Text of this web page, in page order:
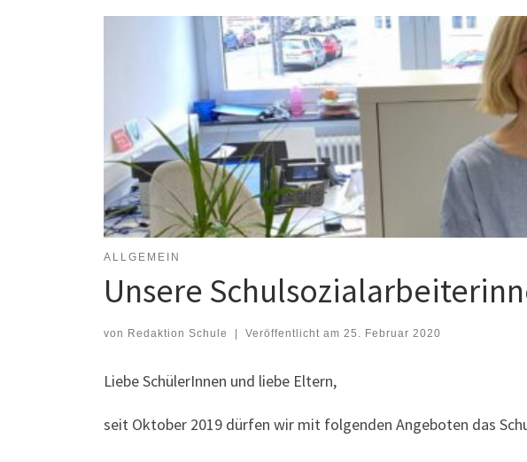
ALLGEMEIN
Unsere
von Redaktion Schule | Veröffentlicht am 25. Februar 2020
Liebe SchülerInnen und liebe Eltern,
seit Oktober 2019 dürfen wir mit folgenden Angeboten das